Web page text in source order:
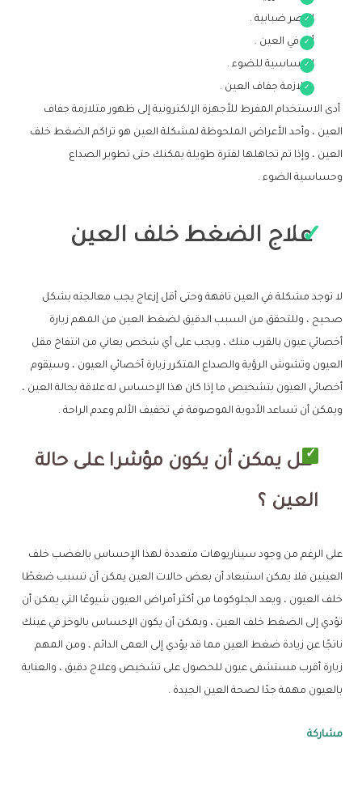
البصر ضبابية .
ألم في العين .
الحساسية للضوء .
متلازمة جفاف العين .
أدى الاستخدام المفرط للأجهزة الإلكترونية إلى ظهور متلازمة جفاف
العين ، وأحد الأعراض الملحوظة لمشكلة العين هو تراكم الضغط خلف
العين ، وإذا تم تجاهلها لفترة طويلة يمكنك حتى تطوير الصداع
وحساسية الضوء .
علاج الضغط خلف العين
لا توجد مشكلة في العين تافهة وحتى أقل إزعاج يجب معالجته بشكل
صحيح ، وللتحقق من السبب الدقيق لضغط العين من المهم زيارة
أخصائي عيون بالقرب منك ، ويجب على أي شخص يعاني من انتفاخ مقل
العيون وتشوش الرؤية والصداع المتكرر زيارة أخصائي العيون ، وسيقوم
أخصائي العيون بتشخيص ما إذا كان هذا الإحساس له علاقة بحالة العين ،
ويمكن أن تساعد الأدوية الموصوفة في تخفيف الألم وعدم الراحة .
هل يمكن أن يكون مؤشرا على حالة
العين ؟
على الرغم من وجود سيناريوهات متعددة لهذا الإحساس بالغضب خلف
العينين فلا يمكن استبعاد أن بعض حالات العين يمكن أن تسبب ضغطًا
خلف العيون ، ويعد الجلوكوما من أكثر أمراض العيون شيوعًا التي يمكن أن
تؤدي إلى الضغط خلف العين ، ويمكن أن يكون الإحساس بالوخز في عينك
ناتجًا عن زيادة ضغط العين مما قد يؤدي إلى العمى الدائم ، ومن المهم
زيارة أقرب مستشفى عيون للحصول على تشخيص وعلاج دقيق ، والعناية
بالعيون مهمة جدًا لصحة العين الجيدة .
مشاركة